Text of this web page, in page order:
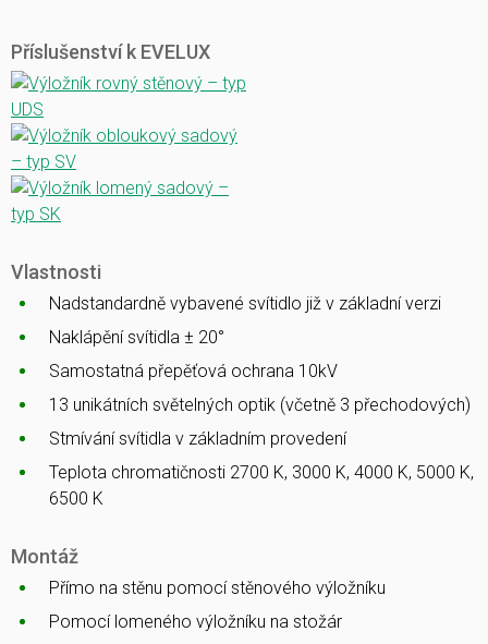
Příslušenství k EVELUX
Vlastnosti
Nadstandardně vybavené svítidlo již v základní verzi
Naklápění svítidla ± 20°
Samostatná přepěťová ochrana 10kV
13 unikátních světelných optik (včetně 3 přechodových)
Stmívání svítidla v základním provedení
Teplota chromatičnosti 2700 K, 3000 K, 4000 K, 5000 K,
6500 K
Montáž
Přímo na stěnu pomocí stěnového výložníku
Pomocí lomeného výložníku na stožár